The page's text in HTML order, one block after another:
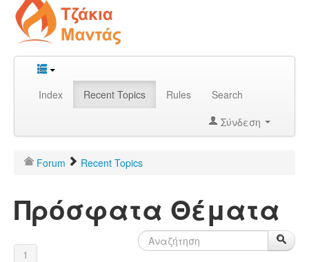
Index Recent Topics Rules
Search
Σύνδεση
Forum Recent Topics
Πρόσφατα Θέματα
1